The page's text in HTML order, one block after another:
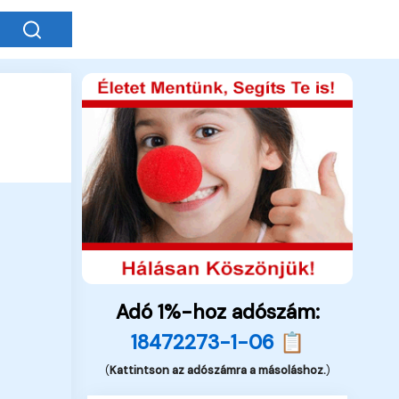
Adó 1%-hoz adószám:
18472273-1-06 📋
(Kattintson az adószámra a másoláshoz.)